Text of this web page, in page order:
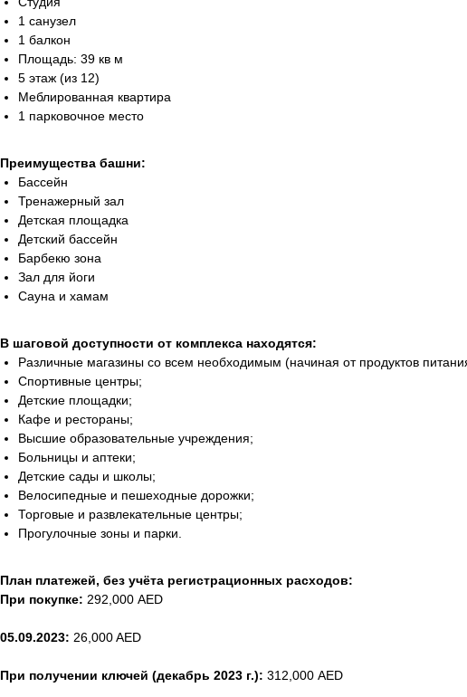
1 санузел
1 балкон
Площадь: 39 кв м
5 этаж (из 12)
Меблированная квартира
1 парковочное место
Преимущества башни:
Бассейн
Тренажерный зал
Детская площадка
Детский бассейн
Барбекю зона
Зал для йоги
Сауна и хамам
В шаговой доступности от комплекса находятся:
Различные магазины со всем необходимым (начиная от продуктов
Спортивные центры;
Детские площадки;
Кафе и рестораны;
Высшие образовательные учреждения;
Больницы и аптеки;
Детские сады и школы;
Велосипедные и пешеходные дорожки;
Торговые и развлекательные центры;
Прогулочные зоны и парки.
План платежей, без учёта регистрационных расходов:
При покупке: 292,000 AED
05.09.2023: 26,000 AED
При получении ключей (декабрь 2023 г.): 312,000 AED